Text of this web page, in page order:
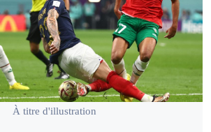
À titre d'illustration